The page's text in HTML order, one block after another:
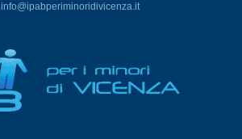
info@ipabperiminoridivicenza.it